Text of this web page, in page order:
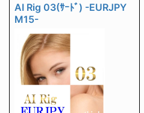
AI Rig 03(ｻｰﾄﾞ) -EURJPY
M15-